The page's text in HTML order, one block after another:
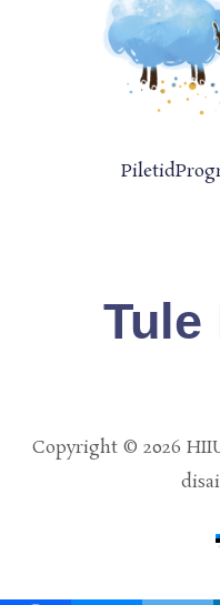
Piletid
Tule
Copyright © 2026